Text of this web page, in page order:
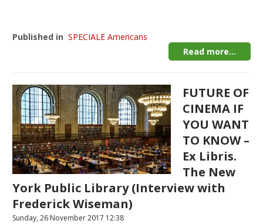
Published in SPECIALE Americans
Read more...
FUTURE OF
CINEMA IF
YOU WANT
TO KNOW –
Ex Libris.
The New
York Public Library (Interview with
Frederick Wiseman)
Sunday, 26 November 2017 12:38